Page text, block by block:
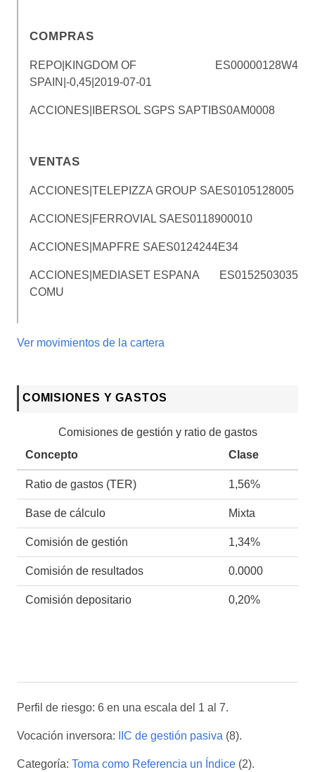
COMPRAS
REPO|KINGDOM OF
SPAIN|-0,45|2019-07-01
ES00000128W4
ACCIONES|IBERSOL SGPS SAPTIBS0AM0008
VENTAS
ACCIONES|TELEPIZZA GROUP SAES0105128005
ACCIONES|FERROVIAL SAES0118900010
ACCIONES|MAPFRE SAES0124244E34
ACCIONES|MEDIASET ESPANA
COMU
ES0152503035
Ver movimientos de la cartera
COMISIONES Y GASTOS
Comisiones de gestión y ratio de gastos
Concepto
Clase
Ratio de gastos (TER) 1,56%
Base de cálculo Mixta
Comisión de gestión 1,34%
Comisión de resultados 0.0000
Comisión depositario 0,20%
Perfil de riesgo: 6 en una escala del 1 al 7.
Vocación inversora: IIC de gestión pasiva (8).
Categoría: Toma como Referencia un Índice (2).